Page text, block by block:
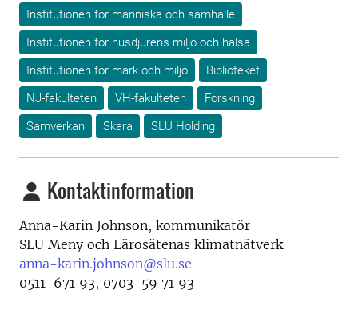
Institutionen för människa och samhälle
Institutionen för husdjurens miljö och hälsa
Institutionen för mark och miljö
Biblioteket
NJ-fakulteten
VH-fakulteten
Forskning
Samverkan
Skara SLU Holding
Kontaktinformation
Anna-Karin Johnson, kommunikatör
SLU Meny och Lärosätenas klimatnätverk
anna-karin.johnson@slu.se
0511-671 93, 0703-59 71 93